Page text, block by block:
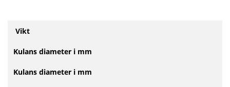
Vikt
Kulans diameter i mm
Kulans diameter i mm